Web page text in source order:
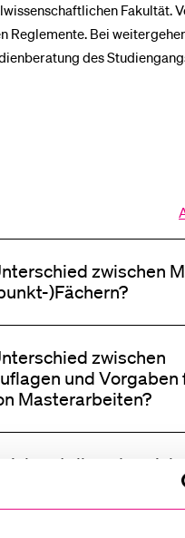
Fakultät.
Reglemente. Bei
des
zwischen
)Fächern?
zwischen
und Vorgaben
Masterarbeiten?
dass ich
und Vorgaben
erfüllt habe?
Zulassung